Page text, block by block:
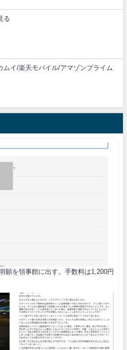
る
ムイ/楽天モバイル/アマゾンプライム
願を領事館に出す。手数料は1,200円